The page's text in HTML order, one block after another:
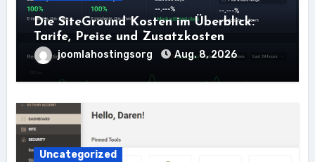
Die SiteGround Kosten im Überblick:
Tarife, Preise und Zusatzkosten
joomlahostingsorg Aug. 8, 2026
Uncategorized